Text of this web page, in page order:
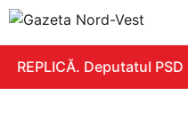
REPLICĂ. Deputatul